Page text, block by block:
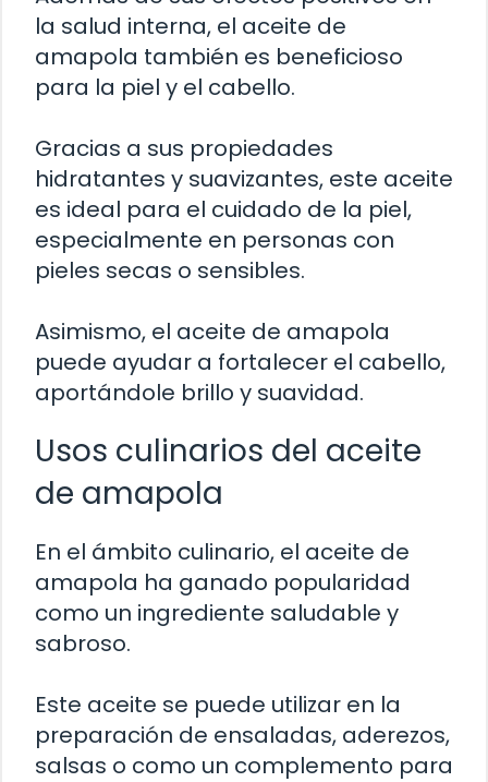
la salud interna, el aceite de
amapola también es beneficioso
para la piel y el cabello.
Gracias a sus propiedades
hidratantes y suavizantes, este aceite
es ideal para el cuidado de la piel,
especialmente en personas con
pieles secas o sensibles.
Asimismo, el aceite de amapola
puede ayudar a fortalecer el cabello,
aportándole brillo y suavidad.
Usos culinarios del aceite
de amapola
En el ámbito culinario, el aceite de
amapola ha ganado popularidad
como un ingrediente saludable y
sabroso.
Este aceite se puede utilizar en la
preparación de ensaladas, aderezos,
salsas o como un complemento para